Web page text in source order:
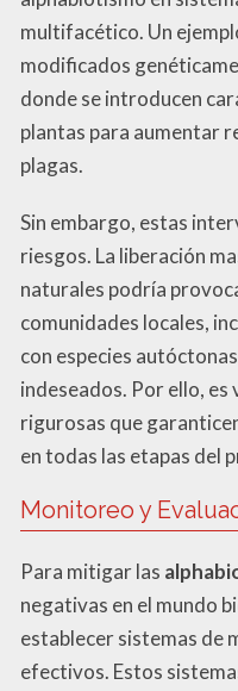
multifacético. Un
modificados
donde se introducen
plantas para aumentar
plagas.
Sin embargo, estas
riesgos. La liberación
naturales podría
comunidades locales,
con especies
indeseados. Por ello,
rigurosas que
en todas las etapas del
Monitoreo y
Para mitigar las
negativas en el mundo
establecer sistemas de
efectivos. Estos